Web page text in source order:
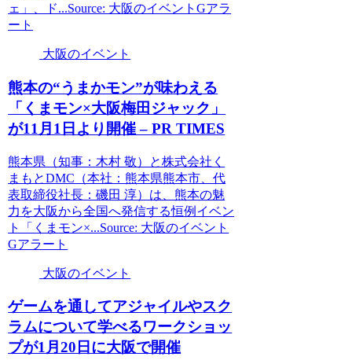
ェ」、ド...Source: 大阪のイベントGアラ
ート
大阪のイベント
熊本の“うまかモン”が味わえる
「くまモン×大阪梅田ジャック」
が11月1日より開催 – PR TIMES
熊本県（知事：木村 敬）と株式会社く
まもとDMC（本社：熊本県熊本市、代
表取締役社長：磯田 淳）は、熊本の魅
力を大阪から全国へ発信する恒例イベン
ト「くまモン×...Source: 大阪のイベント
Gアラート
大阪のイベント
ゲームを通してアジャイルやスク
ラムについて学べるワークショッ
プが1月20日に大阪で開催